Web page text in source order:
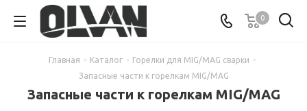
0
Главная - Каталог - Горелки для MIG/MAG сварки -
Запасные части к горелкам MIG/MAG
Запасные части к горелкам MIG/MAG